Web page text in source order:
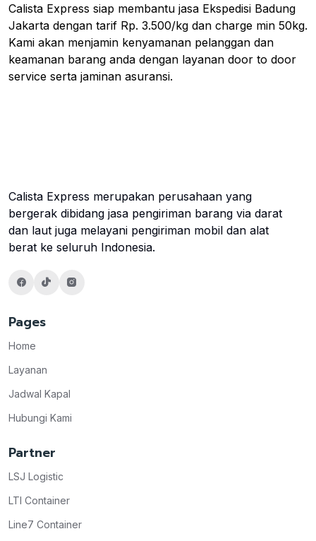
Calista Express siap membantu jasa Ekspedisi Badung
Jakarta dengan tarif Rp. 3.500/kg dan charge min 50kg.
Kami akan menjamin kenyamanan pelanggan dan
keamanan barang anda dengan layanan door to door
service serta jaminan asuransi.
Calista Express merupakan perusahaan yang
bergerak dibidang jasa pengiriman barang via darat
dan laut juga melayani pengiriman mobil dan alat
berat ke seluruh Indonesia.
Pages
Home
Layanan
Jadwal Kapal
Hubungi Kami
Partner
LSJ Logistic
LTI Container
Line7 Container